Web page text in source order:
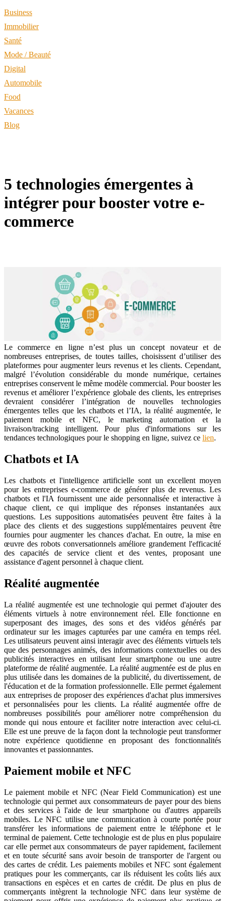
Business
Immobilier
Santé
Mode / Beauté
Digital
Automobile
Food
Vacances
Blog
5 technologies émergentes à
intégrer pour booster votre e-
commerce
Le commerce en ligne n’est plus un concept novateur et de
nombreuses entreprises, de toutes tailles, choisissent d’utiliser des
plateformes pour augmenter leurs revenus et les clients. Cependant,
malgré l’évolution considérable du monde numérique, certaines
entreprises conservent le même modèle commercial. Pour booster les
revenus et améliorer l’expérience globale des clients, les entreprises
devraient considérer l’intégration de nouvelles technologies
émergentes telles que les chatbots et l’IA, la réalité augmentée, le
paiement mobile et NFC, le marketing automation et la
livraison/tracking intelligent. Pour plus d'informations sur les
tendances technologiques pour le shopping en ligne, suivez ce lien.
Chatbots et IA
Les chatbots et l'intelligence artificielle sont un excellent moyen
pour les entreprises e-commerce de générer plus de revenus. Les
chatbots et l'IA fournissent une aide personnalisée et interactive à
chaque client, ce qui implique des réponses instantanées aux
questions. Les suppositions automatisées peuvent être faites à la
place des clients et des suggestions supplémentaires peuvent être
fournies pour augmenter les chances d'achat. En outre, la mise en
œuvre des robots conversationnels améliore grandement l'efficacité
des capacités de service client et des ventes, proposant une
assistance d'agent personnel à chaque client.
Réalité augmentée
La réalité augmentée est une technologie qui permet d'ajouter des
éléments virtuels à notre environnement réel. Elle fonctionne en
superposant des images, des sons et des vidéos générés par
ordinateur sur les images capturées par une caméra en temps réel.
Les utilisateurs peuvent ainsi interagir avec des éléments virtuels tels
que des personnages animés, des informations contextuelles ou des
publicités interactives en utilisant leur smartphone ou une autre
plateforme de réalité augmentée. La réalité augmentée est de plus en
plus utilisée dans les domaines de la publicité, du divertissement, de
l'éducation et de la formation professionnelle. Elle permet également
aux entreprises de proposer des expériences d'achat plus immersives
et personnalisées pour les clients. La réalité augmentée offre de
nombreuses possibilités pour améliorer notre compréhension du
monde qui nous entoure et faciliter notre interaction avec celui-ci.
Elle est une preuve de la façon dont la technologie peut transformer
notre expérience quotidienne en proposant des fonctionnalités
innovantes et passionnantes.
Paiement mobile et NFC
Le paiement mobile et NFC (Near Field Communication) est une
technologie qui permet aux consommateurs de payer pour des biens
et des services à l'aide de leur smartphone ou d'autres appareils
mobiles. Le NFC utilise une communication à courte portée pour
transférer les informations de paiement entre le téléphone et le
terminal de paiement. Cette technologie est de plus en plus populaire
car elle permet aux consommateurs de payer rapidement, facilement
et en toute sécurité sans avoir besoin de transporter de l'argent ou
des cartes de crédit. Les paiements mobiles et NFC sont également
pratiques pour les commerçants, car ils réduisent les coûts liés aux
transactions en espèces et en cartes de crédit. De plus en plus de
commerçants intègrent la technologie NFC dans leur système de